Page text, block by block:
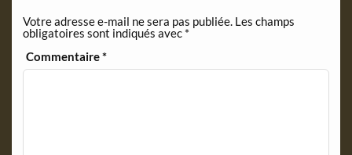
d
l
y
Votre adresse e-mail ne sera pas publiée. Les champs
obligatoires sont indiqués avec *
Commentaire*